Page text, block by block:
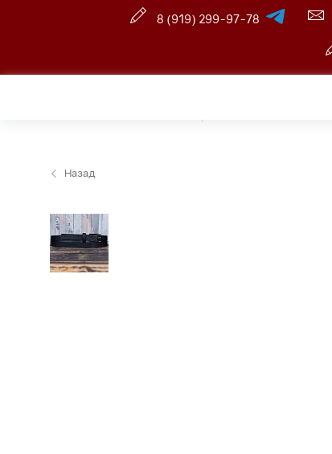
8 (919) 299-97-78
Назад